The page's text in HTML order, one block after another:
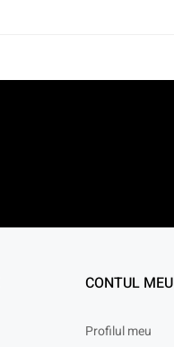
CONTUL MEU
Profilul meu